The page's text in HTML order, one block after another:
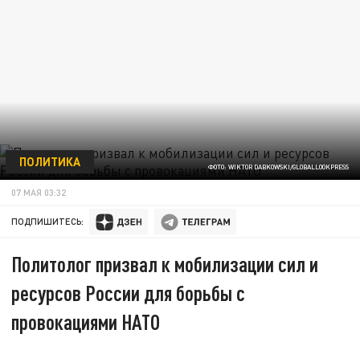
ФОТО: WIKTOR DABKOWSKI/GLOBALLOOKPRESS
ПОЛИТИКА
07 МАЯ 03:32
ПОДПИШИТЕСЬ:
Политолог призвал к мобилизации сил и
ресурсов России для борьбы с
провокациями НАТО